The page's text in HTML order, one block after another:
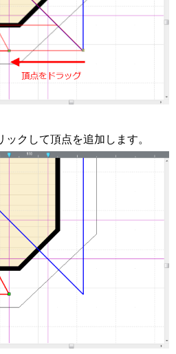
ックして頂点を追加します。